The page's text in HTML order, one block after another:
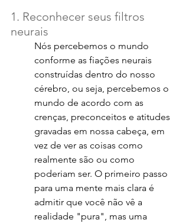
1. Reconhecer seus filtros
neurais
Nós percebemos o mundo
conforme as fiações neurais
construídas dentro do nosso
cérebro, ou seja, percebemos o
mundo de acordo com as
crenças, preconceitos e atitudes
gravadas em nossa cabeça, em
vez de ver as coisas como
realmente são ou como
poderiam ser. O primeiro passo
para uma mente mais clara é
admitir que você não vê a
realidade "pura", mas uma